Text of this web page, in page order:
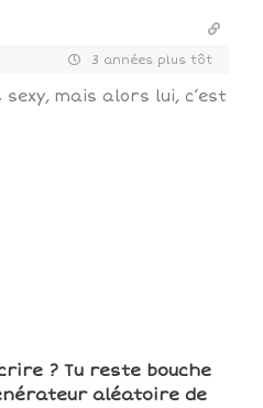
3 années plus tôt
sexy, mais alors lui, c’est
? Tu reste bouche
aléatoire de